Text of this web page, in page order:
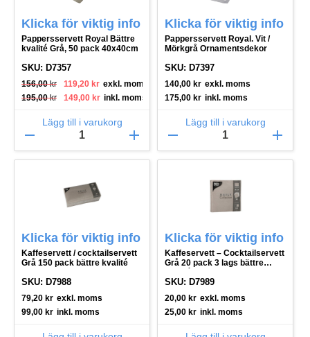
Klicka för viktig info
Pappersservett Royal Bättre
kvalité Grå, 50 pack 40x40cm
SKU: D7357
156,00kr
Det ursprungliga priset var: 156,00 kr.
119,20 kr
Det nuvarande priset är: 119,20 kr.
exkl. moms
195,00kr
Det ursprungliga priset var: 195,00 kr.
149,00 kr
Det nuvarande priset är: 149,00 kr.
inkl. moms
Lägg till i varukorg
remove add
Klicka för viktig info
Pappersservett Royal. Vit /
Mörkgrå Ornamentsdekor
SKU: D7397
140,00 kr exkl. moms
175,00 kr inkl. moms
Lägg till i varukorg
remove add
Klicka för viktig info
Kaffeservett / cocktailservett
Grå 150 pack bättre kvalité
SKU: D7988
79,20 kr exkl. moms
99,00 kr inkl. moms
Klicka för viktig info
Kaffeservett – Cocktailservett
Grå 20 pack 3 lags bättre
SKU: D7989
20,00 kr exkl. moms
25,00 kr inkl. moms